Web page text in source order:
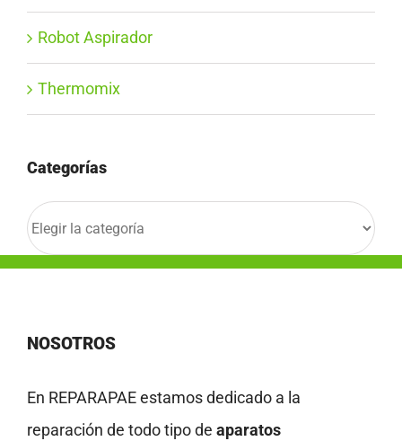
Robot Aspirador
Thermomix
Categorías
Categorías
NOSOTROS
En REPARAPAE estamos dedicado a la
reparación de todo tipo de aparatos